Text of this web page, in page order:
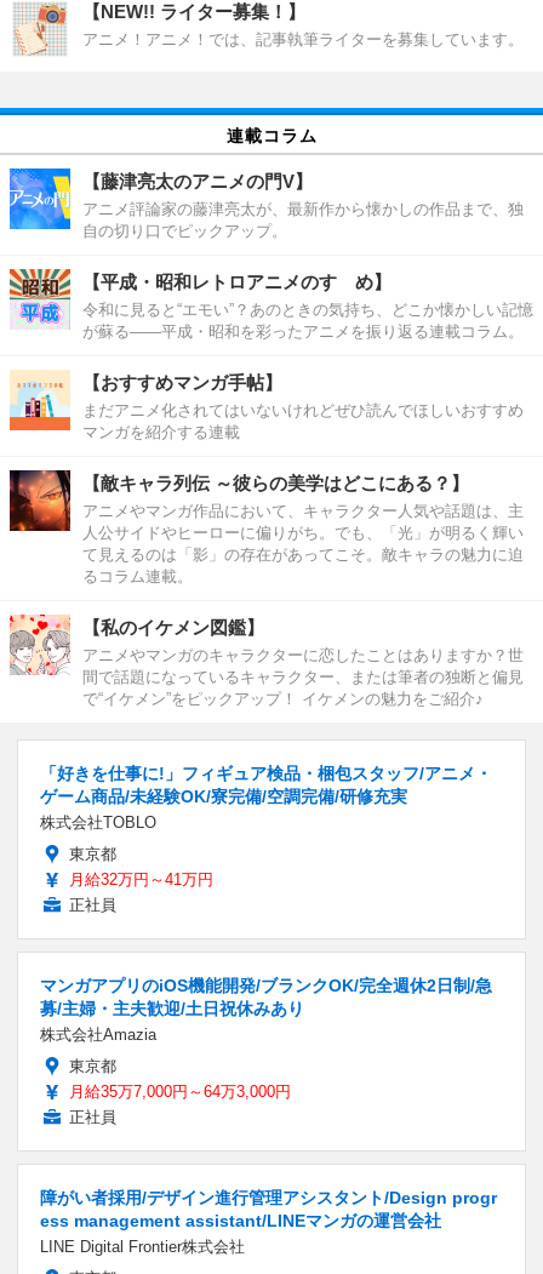
【NEW!! ライター募集！】
アニメ！アニメ！では、記事執筆ライターを募集しています。
連載コラム
【藤津亮太のアニメの門V】
アニメ評論家の藤津亮太が、最新作から懐かしの作品まで、独
自の切り口でピックアップ。
【平成・昭和レトロアニメのすゝめ】
令和に見ると“エモい”？あのときの気持ち、どこか懐かしい記憶
が蘇る――平成・昭和を彩ったアニメを振り返る連載コラム。
【おすすめマンガ手帖】
まだアニメ化されてはいないけれどぜひ読んでほしいおすすめ
マンガを紹介する連載
【敵キャラ列伝 ～彼らの美学はどこにある？】
アニメやマンガ作品において、キャラクター人気や話題は、主
人公サイドやヒーローに偏りがち。でも、「光」が明るく輝い
て見えるのは「影」の存在があってこそ。敵キャラの魅力に迫
るコラム連載。
【私のイケメン図鑑】
アニメやマンガのキャラクターに恋したことはありますか？世
間で話題になっているキャラクター、または筆者の独断と偏見
で“イケメン”をピックアップ！ イケメンの魅力をご紹介♪
「好きを仕事に!」フィギュア検品・梱包スタッフ/アニメ・
ゲーム商品/未経験OK/寮完備/空調完備/研修充実
株式会社TOBLO
東京都
月給32万円～41万円
正社員
マンガアプリのiOS機能開発/ブランクOK/完全週休2日制/急
募/主婦・主夫歓迎/土日祝休みあり
株式会社Amazia
東京都
月給35万7,000円～64万3,000円
正社員
障がい者採用/デザイン進行管理アシスタント/Design progr
ess management assistant/LINEマンガの運営会社
LINE Digital Frontier株式会社